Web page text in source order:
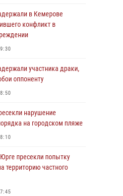
в Кемерове
конфликт в
участника драки,
оппоненту
нарушение
на городском пляже
пресекли попытку
территорию частного